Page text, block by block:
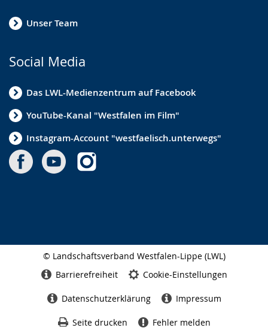
Unser Team
Social Media
Das LWL-Medienzentrum auf Facebook
YouTube-Kanal "Westfalen im Film"
Instagram-Account "westfaelisch.unterwegs"
© Landschaftsverband Westfalen-Lippe (LWL)
Barrierefreiheit Cookie-Einstellungen
Datenschutzerklärung Impressum
Seite drucken Fehler melden